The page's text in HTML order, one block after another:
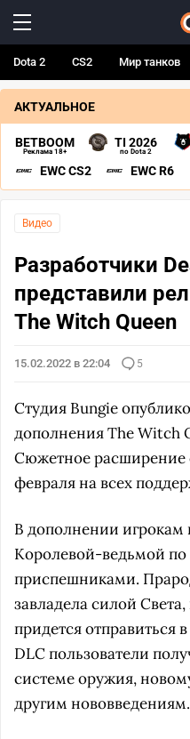
Dota 2 CS2 Мир танков
АКТУАЛЬНОЕ
BETBOOM
Реклама 18+
TI 2026
по Dota 2
EWC CS2 EWC R6
Видео
Разработчики
представили
The Witch Queen
15.02.2022 в 22:04 5
Студия Bungie
дополнения The Witch
Сюжетное расширение
февраля на всех
В дополнении игрокам
Королевой-ведьмой
приспешниками.
завладела силой
придется отправиться
DLC пользователи
системе оружия,
другим нововведениям.